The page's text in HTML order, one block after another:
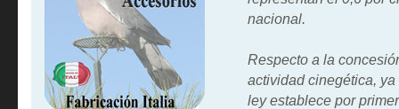
nacional.
Respecto a la
actividad cinegética,
ley establece por